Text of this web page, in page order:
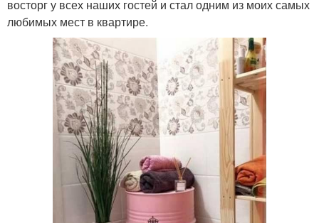
восторг у всех наших гостей и стал одним из моих самых
любимых мест в квартире.